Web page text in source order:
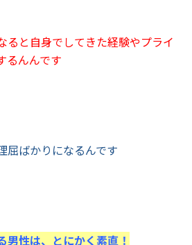
ると自身でしてきた経験やプライ
るんんです
屈ばかりになるんです
男性は、とにかく素直！